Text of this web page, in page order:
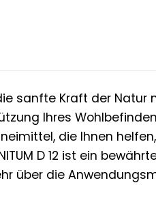
sanfte Kraft der Natur
Ihres
die Ihnen
D 12 ist ein
über die